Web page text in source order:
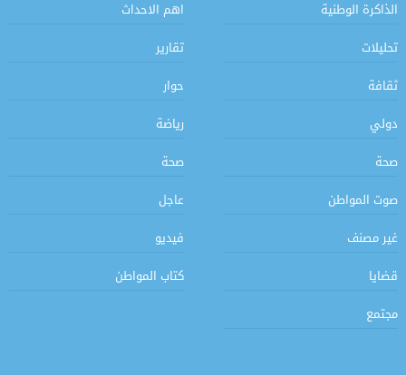
الذاكرة الوطنية
اهم الاحداث
تحليلات
تقارير
ثقافة
حوار
دولي
رياضة
صحة
صحة
صوت المواطن
عاجل
غير مصنف
فيديو
قضايا
كتاب المواطن
مجتمع